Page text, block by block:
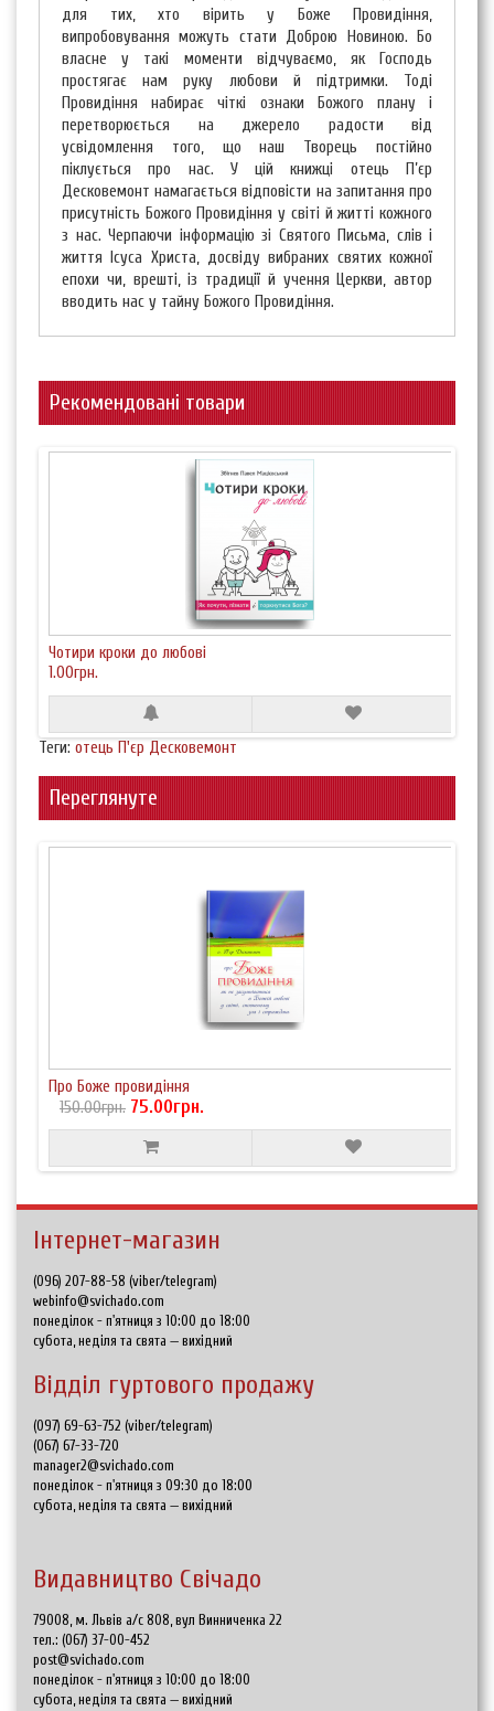
для тих, хто вірить у Боже Провидіння,
випробовування можуть стати Доброю Новиною. Бо
власне у такі моменти відчуваємо, як Господь
простягає нам руку любови й підтримки. Тоді
Провидіння набирає чіткі ознаки Божого плану і
перетворюється на джерело радости від
усвідомлення того, що наш Творець постійно
піклується про нас. У цій книжці отець П’єр
Десковемонт намагається відповісти на запитання про
присутність Божого Провидіння у світі й житті кожного
з нас. Черпаючи інформацію зі Святого Письма, слів і
життя Ісуса Христа, досвіду вибраних святих кожної
епохи чи, врешті, із традиції й учення Церкви, автор
вводить нас у тайну Божого Провидіння.
Рекомендовані товари
Чотири кроки до любові
1.00грн.
Теги: отець П'єр Десковемонт
Переглянуте
Про Боже провидіння
150.00грн. 75.00грн.
Інтернет-магазин
(096) 207-88-58 (viber/telegram)
webinfo@svichado.com
понеділок - п'ятниця з 10:00 до 18:00
субота, неділя та свята — вихідний
Відділ гуртового продажу
(097) 69-63-752 (viber/telegram)
(067) 67-33-720
manager2@svichado.com
понеділок - п'ятниця з 09:30 до 18:00
субота, неділя та свята — вихідний
Видавництво Свічадо
79008, м. Львів а/с 808, вул Винниченка 22
тел.: (067) 37-00-452
post@svichado.com
понеділок - п'ятниця з 10:00 до 18:00
субота, неділя та свята — вихідний